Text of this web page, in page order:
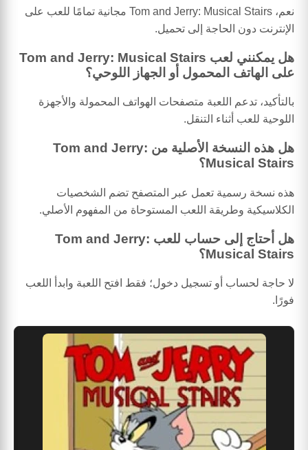
نعم، Tom and Jerry: Musical Stairs مجانية تمامًا للعب على
الإنترنت دون الحاجة إلى تحميل.
هل يمكنني لعب Tom and Jerry: Musical Stairs
على الهاتف المحمول أو الجهاز اللوحي؟
بالتأكيد، تدعم اللعبة متصفحات الهواتف المحمولة والأجهزة
اللوحية للعب أثناء التنقل.
هل هذه النسخة الأصلية من Tom and Jerry:
Musical Stairs؟
هذه نسخة رسمية تعمل عبر المتصفح تضم الشخصيات
الكلاسيكية وطريقة اللعب المستوحاة من المفهوم الأصلي.
هل أحتاج إلى حساب للعب Tom and Jerry:
Musical Stairs؟
لا حاجة لحساب أو تسجيل دخول؛ فقط افتح اللعبة وابدأ اللعب
فورًا.